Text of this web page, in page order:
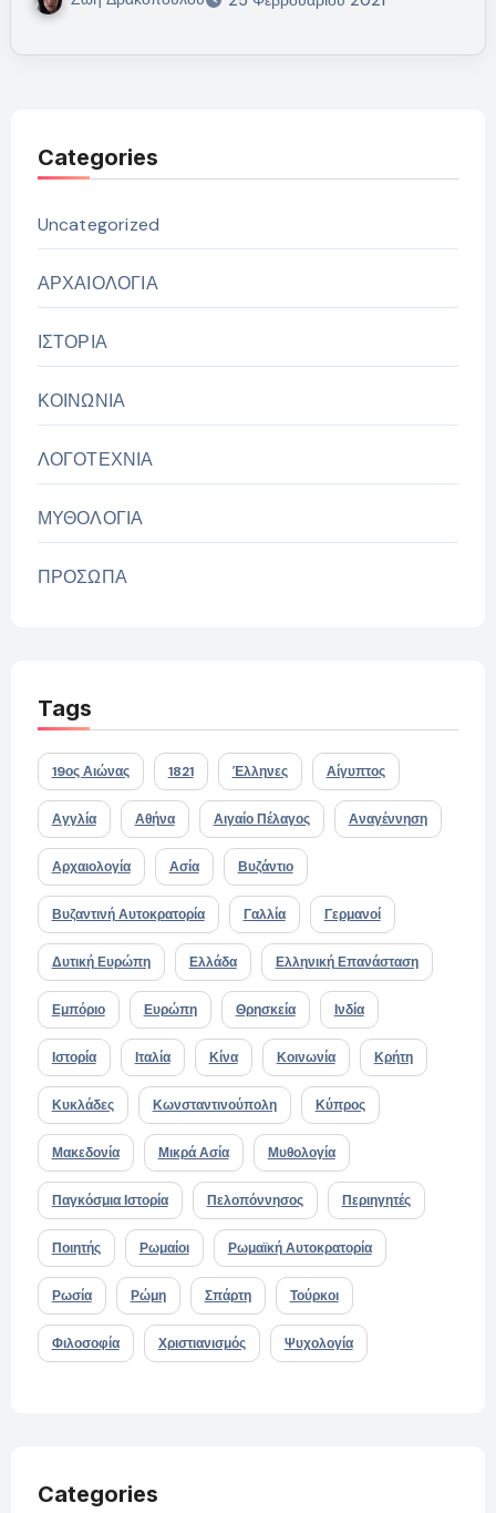
Categories
Uncategorized
ΑΡΧΑΙΟΛΟΓΙΑ
ΙΣΤΟΡΙΑ
ΚΟΙΝΩΝΙΑ
ΛΟΓΟΤΕΧΝΙΑ
ΜΥΘΟΛΟΓΙΑ
ΠΡΟΣΩΠΑ
Tags
19ος Αιώνας 1821 Έλληνες Αίγυπτος
Αγγλία Αθήνα Αιγαίο Πέλαγος Αναγέννηση
Αρχαιολογία Ασία Βυζάντιο
Βυζαντινή Αυτοκρατορία Γαλλία Γερμανοί
Δυτική Ευρώπη Ελλάδα Ελληνική Επανάσταση
Εμπόριο Ευρώπη Θρησκεία Ινδία
Ιστορία Ιταλία Κίνα Κοινωνία Κρήτη
Κυκλάδες Κωνσταντινούπολη Κύπρος
Μακεδονία Μικρά Ασία Μυθολογία
Παγκόσμια Ιστορία Πελοπόννησος Περιηγητές
Ποιητής Ρωμαίοι Ρωμαϊκή Αυτοκρατορία
Ρωσία Ρώμη Σπάρτη Τούρκοι
Φιλοσοφία Χριστιανισμός Ψυχολογία
Categories